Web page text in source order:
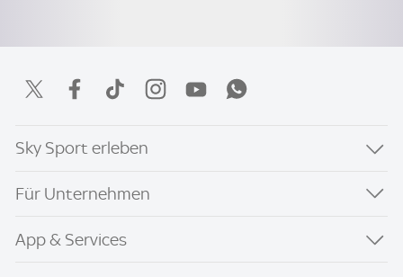
Sky Sport erleben
Für Unternehmen
App & Services